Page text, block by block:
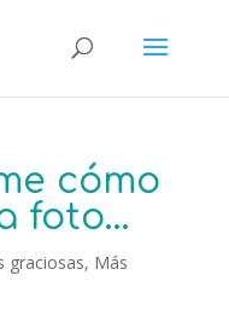
cómo
foto…
graciosas, Más